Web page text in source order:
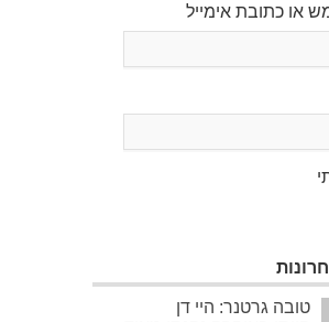
או כתובת אימייל
טובה גרטנר: היי דן